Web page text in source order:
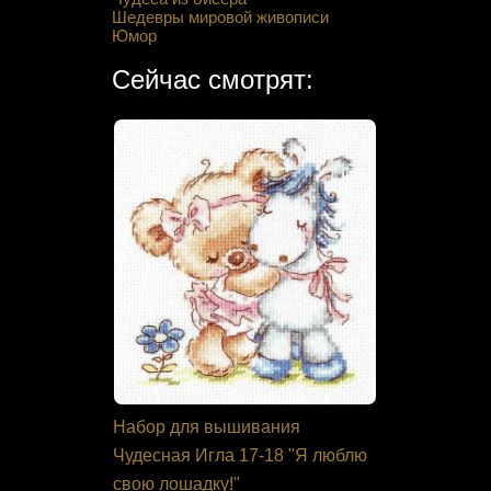
Шедевры мировой живописи
Юмор
Сейчас смотрят:
Набор для вышивания
Чудесная Игла 17-18 "Я люблю
свою лошадку!"